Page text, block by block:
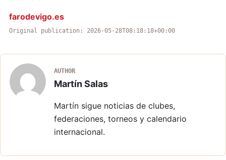
farodevigo.es
Original publication: 2026-05-28T08:18:18+00:00
AUTHOR
Martín Salas
Martín sigue noticias de clubes,
federaciones, torneos y calendario
internacional.